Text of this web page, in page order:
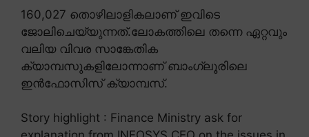
160,027 തൊഴിലാളികലാണ് ഇവിടെ
ജോലിചെയ്യുന്നത്.ലോകത്തിലെ തന്നെ ഏറ്റവും
വലിയ വിവര സാങ്കേതിക
ക്യാമ്പസുകളിലോന്നാണ് ബാംഗ്ലൂരിലെ
ഇൻഫോസിസ് ക്യാമ്പസ്.
Story highlight : Finance Ministry ask for